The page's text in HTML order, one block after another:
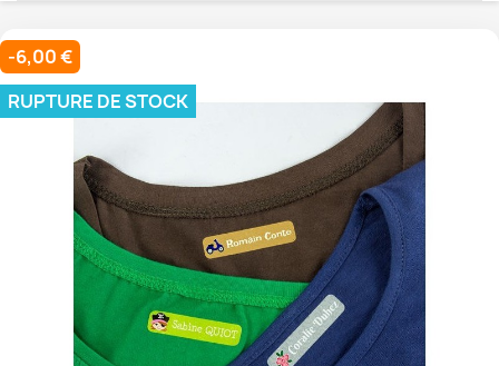
-6,00 €
RUPTURE DE STOCK